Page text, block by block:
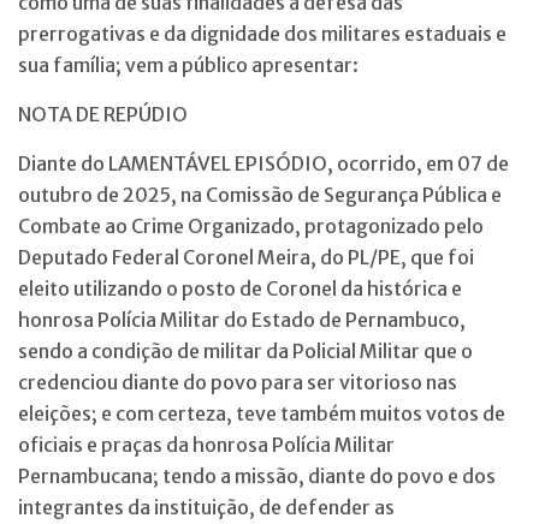
prerrogativas e da dignidade dos militares estaduais e
sua família; vem a público apresentar:
NOTA DE REPÚDIO
Diante do LAMENTÁVEL EPISÓDIO, ocorrido, em 07 de
outubro de 2025, na Comissão de Segurança Pública e
Combate ao Crime Organizado, protagonizado pelo
Deputado Federal Coronel Meira, do PL/PE, que foi
eleito utilizando o posto de Coronel da histórica e
honrosa Polícia Militar do Estado de Pernambuco,
sendo a condição de militar da Policial Militar que o
credenciou diante do povo para ser vitorioso nas
eleições; e com certeza, teve também muitos votos de
oficiais e praças da honrosa Polícia Militar
Pernambucana; tendo a missão, diante do povo e dos
integrantes da instituição, de defender as